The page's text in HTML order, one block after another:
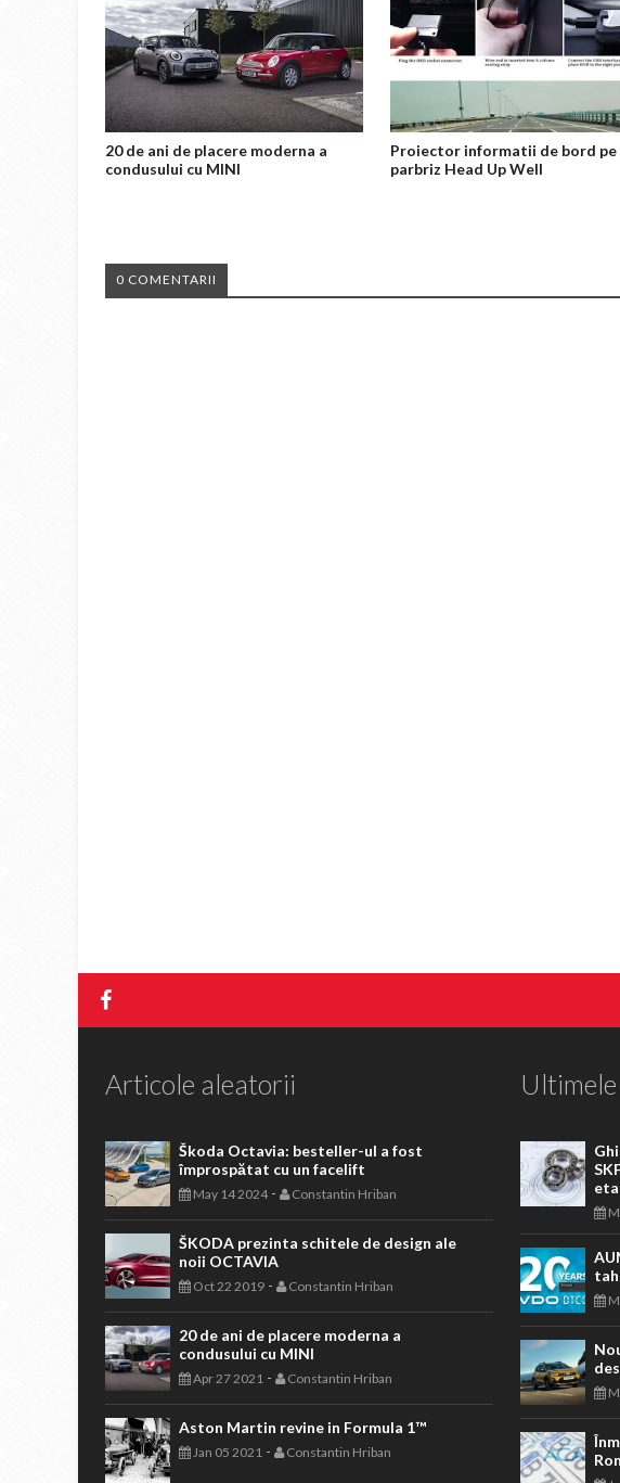
20 de ani de placere moderna a
condusului cu MINI
Proiector informatii de bord pe
parbriz Head Up Well
0 COMENTARII
Articole aleatorii
Škoda Octavia: besteller-ul a fost
împrospătat cu un facelift
May 14 2024- Constantin Hriban
ŠKODA prezinta schitele de design ale
noii OCTAVIA
Oct 22 2019 - Constantin Hriban
20 de ani de placere moderna a
condusului cu MINI
Apr 27 2021 - Constantin Hriban
Aston Martin revine in Formula 1™
Jan 05 2021 - Constantin Hriban